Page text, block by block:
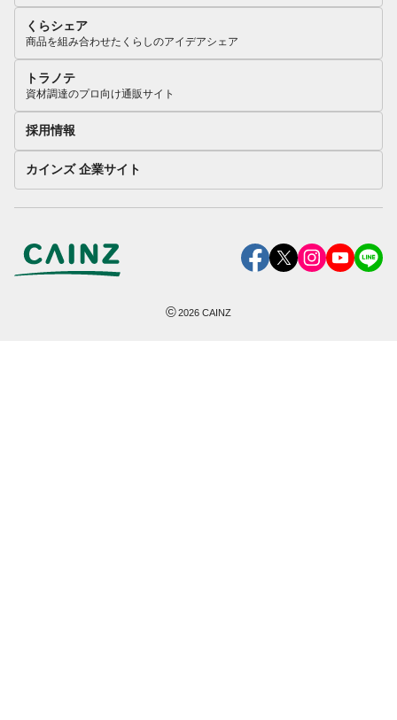
くらシェア
商品を組み合わせたくらしのアイデアシェア
トラノテ
資材調達のプロ向け通販サイト
採用情報
カインズ 企業サイト
©2026 CAINZ